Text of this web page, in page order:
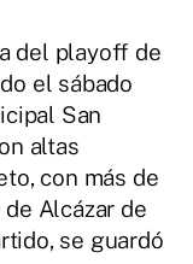
del playoff de
el sábado
San
altas
con más de
Alcázar de
se guardó